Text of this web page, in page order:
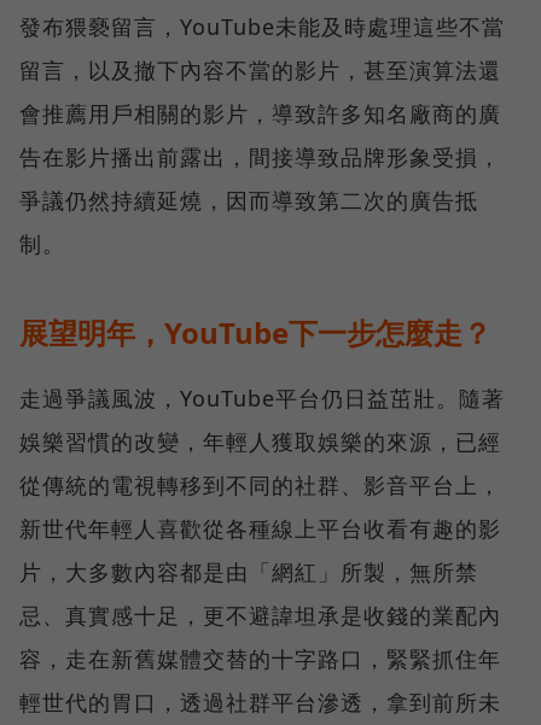
發布猥褻留言，YouTube未能及時處理這些不當
留言，以及撤下內容不當的影片，甚至演算法還
會推薦用戶相關的影片，導致許多知名廠商的廣
告在影片播出前露出，間接導致品牌形象受損，
爭議仍然持續延燒，因而導致第二次的廣告抵
制。
展望明年，YouTube下一步怎麼走？
走過爭議風波，YouTube平台仍日益茁壯。隨著
娛樂習慣的改變，年輕人獲取娛樂的來源，已經
從傳統的電視轉移到不同的社群、影音平台上，
新世代年輕人喜歡從各種線上平台收看有趣的影
片，大多數內容都是由「網紅」所製，無所禁
忌、真實感十足，更不避諱坦承是收錢的業配內
容，走在新舊媒體交替的十字路口，緊緊抓住年
輕世代的胃口，透過社群平台滲透，拿到前所未